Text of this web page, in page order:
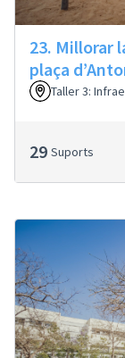
23. Millorar
plaça
Taller 3:
29 Suports